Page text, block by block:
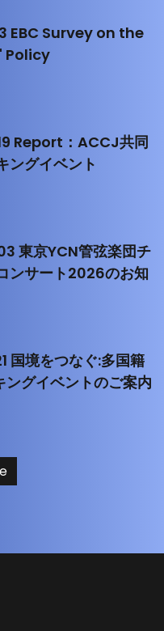
EBC Survey on the
Policy
Report：ACCJ共同
ングイベント
東京YCN管弦楽団チ
ンサート2026のお知
境をつなぐ:多国籍
ングイベントのご案内